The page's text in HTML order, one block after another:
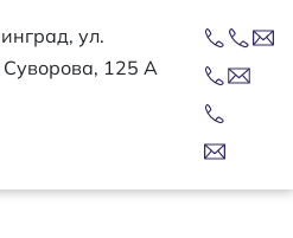
ул.
125 А